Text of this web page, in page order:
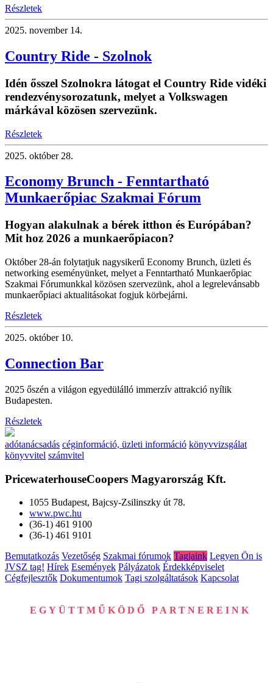
Részletek
2025. november 14.
Country Ride - Szolnok
Idén ősszel Szolnokra látogat el Country Ride vidéki
rendezvénysorozatunk, melyet a Volkswagen
márkával közösen szervezünk.
Részletek
2025. október 28.
Economy Brunch - Fenntartható
Munkaerőpiac Szakmai Fórum
Hogyan alakulnak a bérek itthon és Európában?
Mit hoz 2026 a munkaerőpiacon?
Október 28-án folytatjuk nagysikerű Economy Brunch, üzleti és
networking eseményünket, melyet a Fenntartható Munkaerőpiac
Szakmai Fórumunkkal közösen szervezünk, ahol a legrelevánsabb
munkaerőpiaci aktualitásokat fogjuk körbejárni.
Részletek
2025. október 10.
Connection Bar
2025 őszén a világon egyedülálló immerzív attrakció nyílik
Budapesten.
Részletek
adótanácsadás céginformáció, üzleti információ könyvvizsgálat
könyvvitel számvitel
PricewaterhouseCoopers Magyarország Kft.
1055 Budapest, Bajcsy-Zsilinszky út 78.
www.pwc.hu
(36-1) 461 9100
(36-1) 461 9101
Bemutatkozás Vezetőség Szakmai fórumok Tagjaink Legyen Ön is
JVSZ tag! Hírek Események Pályázatok Érdekképviselet
Cégfejlesztők Dokumentumok Tagi szolgáltatások Kapcsolat
EGYÜTTMŰKÖDŐ PARTNEREINK